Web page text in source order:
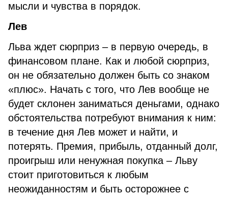
мысли и чувства в порядок.
Лев
Льва ждет сюрприз – в первую очередь, в
финансовом плане. Как и любой сюрприз,
он не обязательно должен быть со знаком
«плюс». Начать с того, что Лев вообще не
будет склонен заниматься деньгами, однако
обстоятельства потребуют внимания к ним:
в течение дня Лев может и найти, и
потерять. Премия, прибыль, отданный долг,
проигрыш или ненужная покупка – Льву
стоит приготовиться к любым
неожиданностям и быть осторожнее с